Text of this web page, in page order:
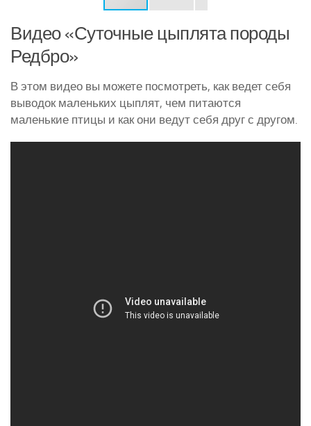
Видео «Суточные цыплята породы
Редбро»
В этом видео вы можете посмотреть, как ведет себя
выводок маленьких цыплят, чем питаются
маленькие птицы и как они ведут себя друг с другом.